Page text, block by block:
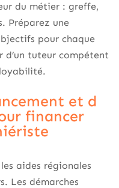
du métier : greffe,
Préparez une
pour chaque
d’un tuteur compétent
et d
financer
aides régionales
Les démarches